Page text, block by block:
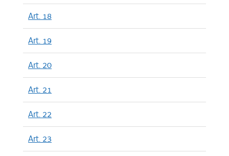
Art. 18
Art. 19
Art. 20
Art. 21
Art. 22
Art. 23